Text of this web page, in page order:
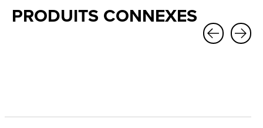
PRODUITS CONNEXES